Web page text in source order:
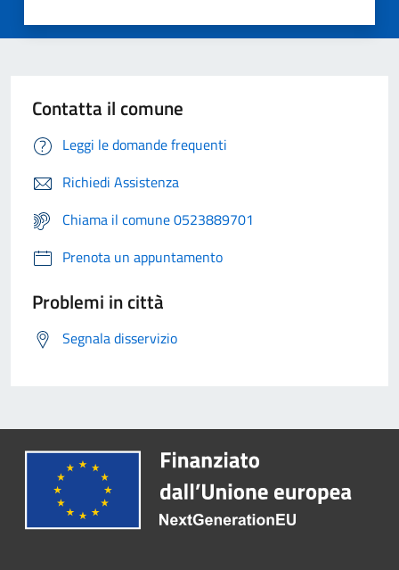
Contatta il comune
Leggi le domande frequenti
Richiedi Assistenza
Chiama il comune 0523889701
Prenota un appuntamento
Problemi in città
Segnala disservizio